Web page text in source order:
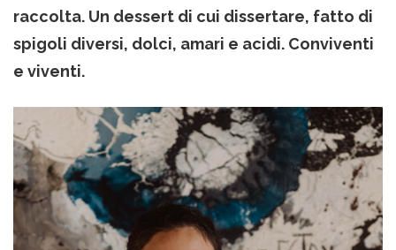
raccolta. Un dessert di cui dissertare, fatto di
spigoli diversi, dolci, amari e acidi. Conviventi
e viventi.